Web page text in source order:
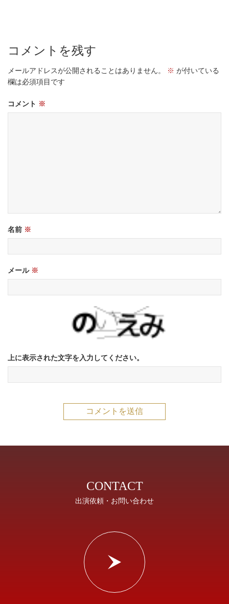
コメントを残す
メールアドレスが公開されることはありません。 ※ が付いている
欄は必須項目です
コメント ※
名前 ※
メール ※
上に表示された文字を入力してください。
CONTACT
出演依頼・お問い合わせ